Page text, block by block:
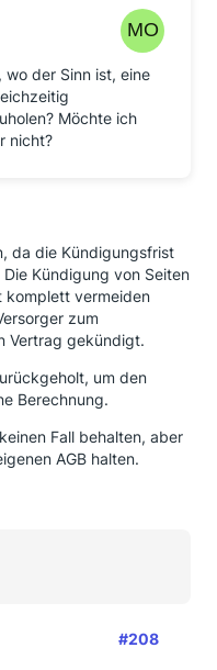
wo der Sinn ist, eine
Möchte ich
nicht?
da die Kündigungsfrist
Kündigung von Seiten
komplett vermeiden
zum
Vertrag gekündigt.
um den
Berechnung.
Fall behalten, aber
AGB halten.
#208